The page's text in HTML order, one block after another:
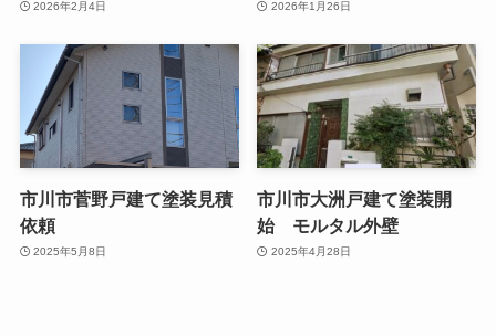
2026年2月4日 2026年1月26日
市川市菅野戸建て塗装見積
依頼
2025年5月8日
市川市大洲戸建て塗装開
始 モルタル外壁
2025年4月28日